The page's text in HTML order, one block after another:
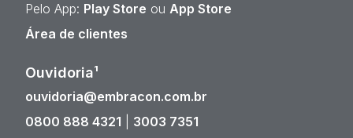
Pelo App: Play Store ou App Store
Área de clientes
Ouvidoria¹
ouvidoria@embracon.com.br
0800 888 4321
3003 7351